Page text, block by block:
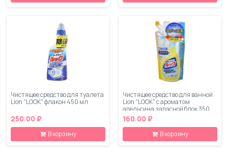
Чистящее средство для туалета
Lion "LOOK" флакон 450 мл
250.00 ₽
В корзину
Чистящее средство для ванной
Lion "LOOK" с ароматом
апельсина запасной блок 350
мл
160.00 ₽
В корзину